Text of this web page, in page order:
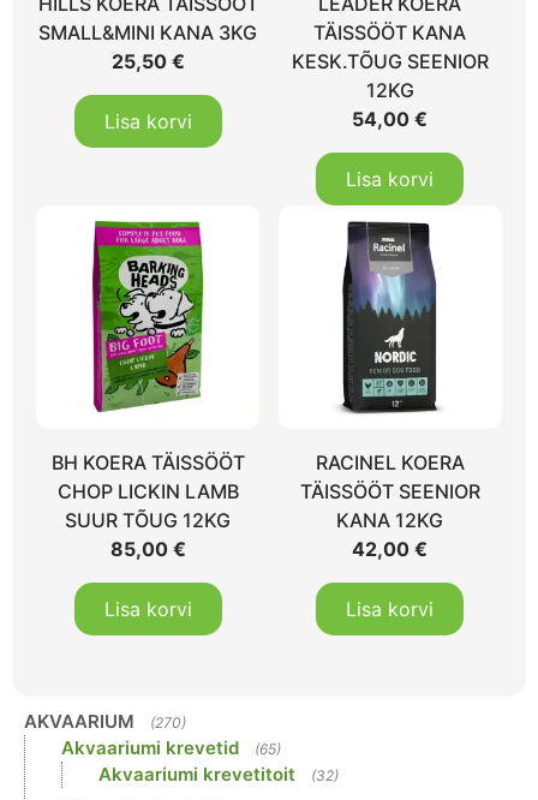
SMALL&MINI KANA 3KG
25,50 €
Lisa korvi
TÄISSÖÖT KANA
KESK.TÕUG SEENIOR
12KG
54,00€
Lisa korvi
BH KOERA TÄISSÖÖT
CHOP LICKIN LAMB
SUUR TÕUG 12KG
85,00 €
Lisa korvi
RACINEL KOERA
TÄISSÖÖT SEENIOR
KANA 12KG
42,00€
Lisa korvi
AKVAARIUM (270)
Akvaariumi krevetid (65)
Akvaariumi krevetitoit (32)